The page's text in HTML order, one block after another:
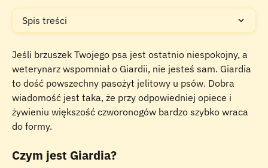
Spis treści
Jeśli brzuszek Twojego psa jest ostatnio niespokojny, a
weterynarz wspomniał o Giardii, nie jesteś sam. Giardia
to dość powszechny pasożyt jelitowy u psów. Dobra
wiadomość jest taka, że przy odpowiedniej opiece i
żywieniu większość czworonogów bardzo szybko wraca
do formy.
Czym jest Giardia?